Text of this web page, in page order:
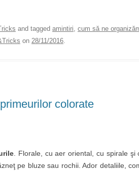
and tagged amintiri, cum să ne
on 28/11/2016.
colorate
. Florale, cu aer oriental, cu spirale şi
pe bluze sau rochii. Ador detaliile,